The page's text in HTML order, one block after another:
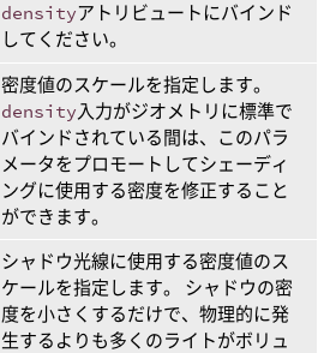
densityアトリビュートにバインド
してください。
密度値のスケールを指定します。
density 入力がジオメトリに標準で
バインドされている間は、このパラ
メータをプロモートしてシェーディ
ングに使用する密度を修正すること
ができます。
シャドウ光線に使用する密度値のス
ケールを指定します。 シャドウの密
度を小さくするだけで、物理的に発
生するよりも多くのライトがボリュ